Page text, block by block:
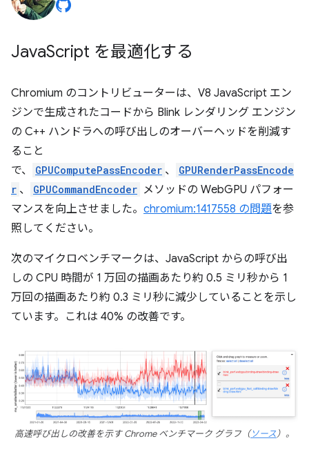
JavaScript を最適化する
Chromium のコントリビューターは、V8 JavaScript エン
ジンで生成されたコードから Blink レンダリング エンジン
の C++ ハンドラへの呼び出しのオーバーヘッドを削減す
ること
で、
GPUComputePassEncoder 、
GPURenderPassEncode
r 、 GPUCommandEncoder メソッドの WebGPU パフォー
マンスを向上させました。 chromium:1417558 の問題を参
照してください。
次のマイクロベンチマークは、JavaScript からの呼び出
しの CPU 時間が 1 万回の描画あたり約 0.5 ミリ秒から 1
万回の描画あたり約 0.3 ミリ秒に減少していることを示し
ています。これは 40% の改善です。
高速呼び出しの改善を示す Chrome ベンチマーク グラフ（ソース）。